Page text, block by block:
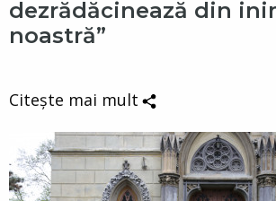
dezrădăcinează din
noastră”
Citește mai mult